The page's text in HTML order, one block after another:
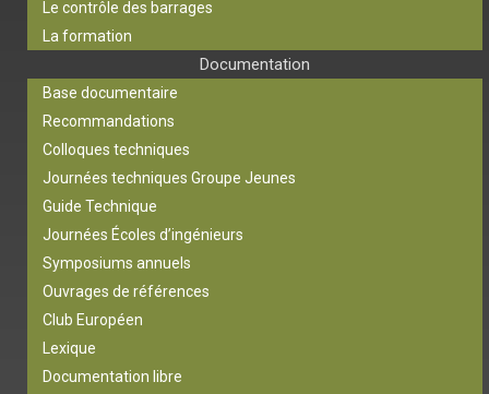
Le contrôle des barrages
La formation
Documentation
Base documentaire
Recommandations
Colloques techniques
Journées techniques Groupe Jeunes
Guide Technique
Journées Écoles d’ingénieurs
Symposiums annuels
Ouvrages de références
Club Européen
Lexique
Documentation libre